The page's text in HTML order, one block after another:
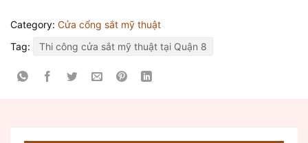
Category: Cửa cổng sắt mỹ thuật
Tag:
Thi công cửa sắt mỹ thuật tại Quận 8